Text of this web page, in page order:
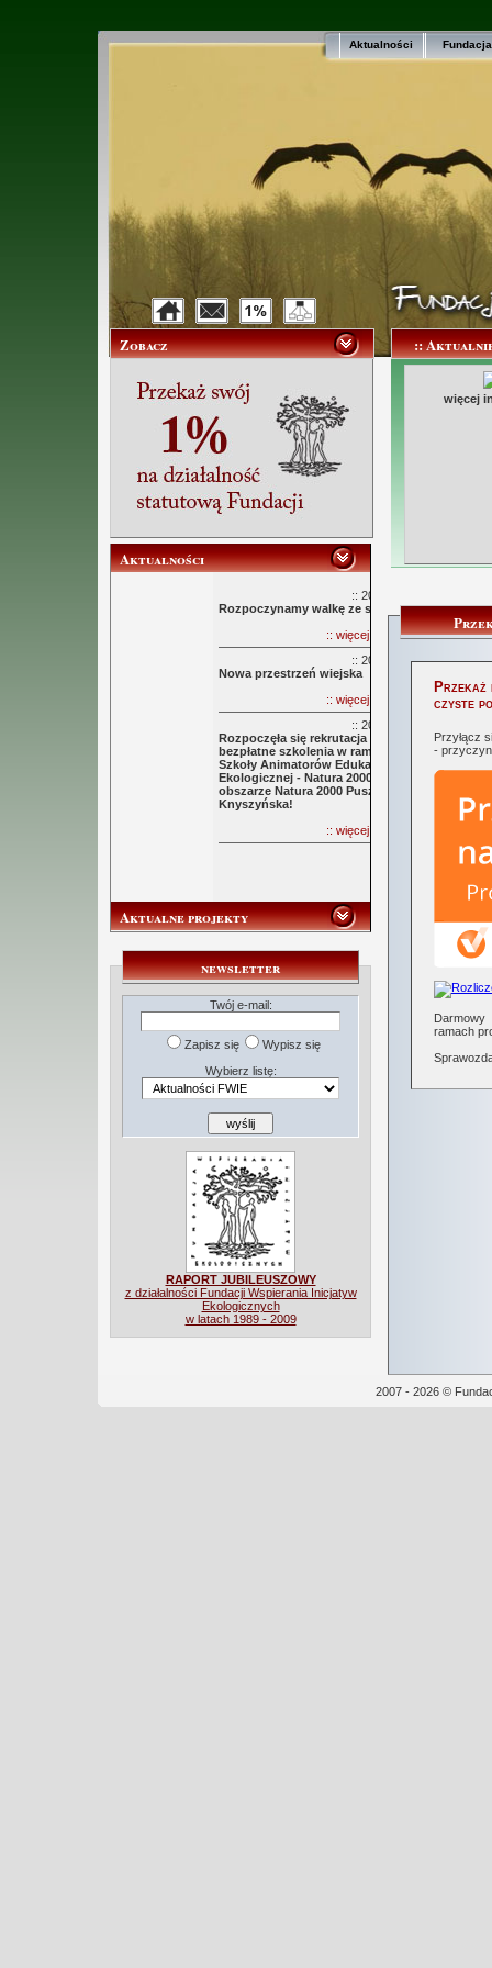
Aktualności Fundacja
Zobacz
Aktualności
:: 2017-03-10 ::
Rozpoczynamy walkę ze smogiem.
:: więcej informacji ::
:: 2015-10-09 ::
Nowa przestrzeń wiejska
:: więcej informacji ::
:: 2015-10-09 ::
Rozpoczęła się rekrutacja na
bezpłatne szkolenia w ramach
Szkoły Animatorów Edukacji
Ekologicznej - Natura 2000 na
obszarze Natura 2000 Puszcza
Knyszyńska!
:: więcej informacji ::
Aktualne projekty
:: wszystkie projekty ::
newsletter
Twój e-mail:
Zapisz się
Wypisz się
Wybierz listę:
RAPORT JUBILEUSZOWY
z działalności Fundacji Wspierania Inicjatyw
Ekologicznych
w latach 1989 - 2009
::
więcej
Przekaż
czyste
Przyłącz
-
ramach
2007 - 2026 ©